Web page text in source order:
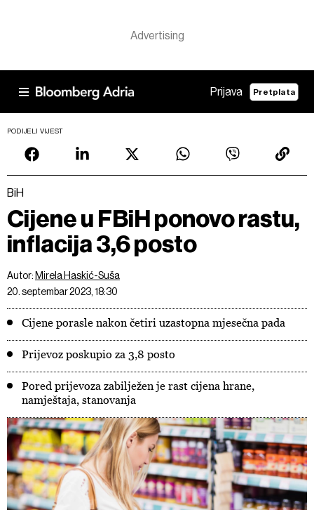
Prijava Pretplata
PODIJELI VIJEST
BiH
Cijene u FBiH ponovo rastu,
inflacija 3,6 posto
Autor: Mirela Haskić-Suša
20. septembar 2023, 18:30
Cijene porasle nakon četiri uzastopna mjesečna pada
Prijevoz poskupio za 3,8 posto
Pored prijevoza zabilježen je rast cijena hrane,
namještaja, stanovanja